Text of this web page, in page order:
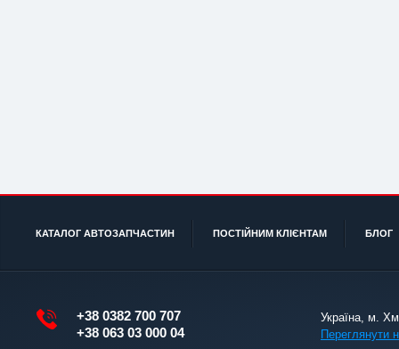
КАТАЛОГ АВТОЗАПЧАСТИН ПОСТІЙНИМ КЛІЄНТАМ БЛОГ
+38 0382 700 707
+38 063 03 000 04
Україна, м.
Переглянути